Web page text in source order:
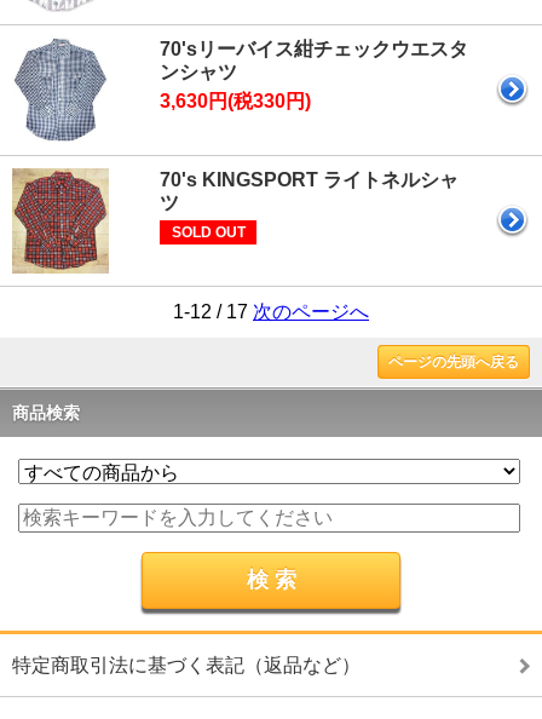
70'sリーバイス紺チェックウエスタ
ンシャツ
3,630円(税330円)
70's KINGSPORT ライトネルシャ
ツ
SOLD OUT
1-12 / 17 次のページへ
ページの先頭へ戻る
商品検索
特定商取引法に基づく表記（返品など）